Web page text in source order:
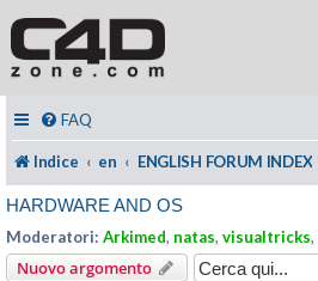
FAQ
Indice en ENGLISH FORUM INDEX
HARDWARE AND OS
Moderatori: Arkimed, natas, visualtricks,
Nuovo argomento